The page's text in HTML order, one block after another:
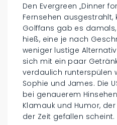
Den Evergreen „Dinner
Fernsehen ausgestrahlt,
Golffans gab es damals,
hieß, eine je nach
weniger lustige
sich mit ein paar
verdaulich runterspülen
Sophie und James. Die
bei genauerem
Klamauk und Humor,
der Zeit gefallen scheint.